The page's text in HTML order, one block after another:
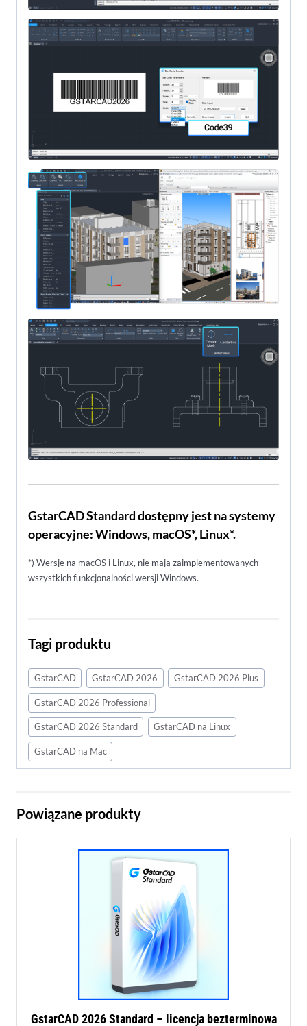
GstarCAD Standard dostępny jest na systemy
operacyjne: Windows, macOS*, Linux*.
*) Wersje na macOS i Linux, nie mają zaimplementowanych
wszystkich funkcjonalności wersji Windows.
Tagi produktu
GstarCAD GstarCAD 2026 GstarCAD 2026 Plus
GstarCAD 2026 Professional
GstarCAD 2026 Standard GstarCAD na Linux
GstarCAD na Mac
Powiązane produkty
GstarCAD 2026 Standard – licencja bezterminowa